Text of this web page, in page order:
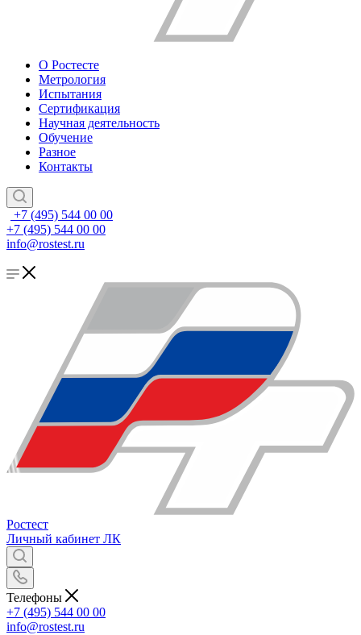
О Ростесте
Метрология
Испытания
Сертификация
Научная деятельность
Обучение
Разное
Контакты
+7 (495) 544 00 00
+7 (495) 544 00 00
info@rostest.ru
Ростест
Личный кабинет ЛК
Телефоны
+7 (495) 544 00 00
info@rostest.ru